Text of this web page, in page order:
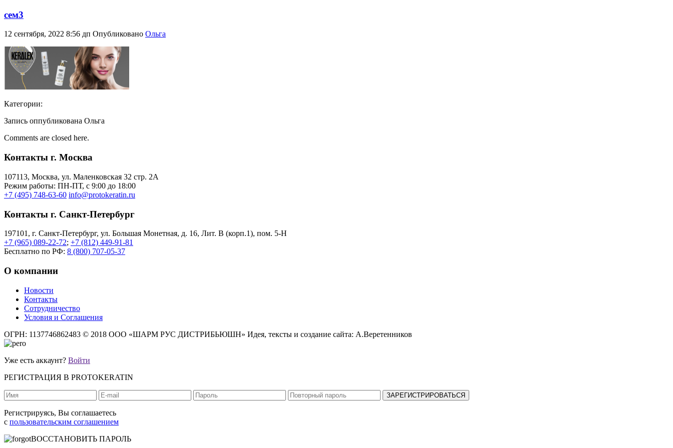
сем3
12 сентября, 2022 8:56 дп Опубликовано Ольга
Категории:
Запись оппубликована Ольга
Comments are closed here.
Контакты г. Москва
107113, Moсква, ул. Маленковская 32 стр. 2А
Режим работы: ПН-ПТ, с 9:00 до 18:00
+7 (495) 748-63-60 info@protokeratin.ru
Контакты г. Санкт-Петербург
197101, г. Санкт-Петербург, ул. Большая Монетная, д. 16, Лит. В (корп.1), пом. 5-Н
+7 (965) 089-22-72; +7 (812) 449-91-81
Бесплатно по РФ: 8 (800) 707-05-37
О компании
Новости
Контакты
Сотрудничество
Условия и Соглашения
ОГРН: 1137746862483 © 2018 ООО «ШАРМ РУС ДИСТРИБЬЮШН» Идея, тексты и создание сайта: А.Веретенников
Уже есть аккаунт? Войти
РЕГИСТРАЦИЯ В PROTOKERATIN
Регистрируясь, Вы соглашаетесь
с пользовательским соглашением
ВОССТАНОВИТЬ ПАРОЛЬ